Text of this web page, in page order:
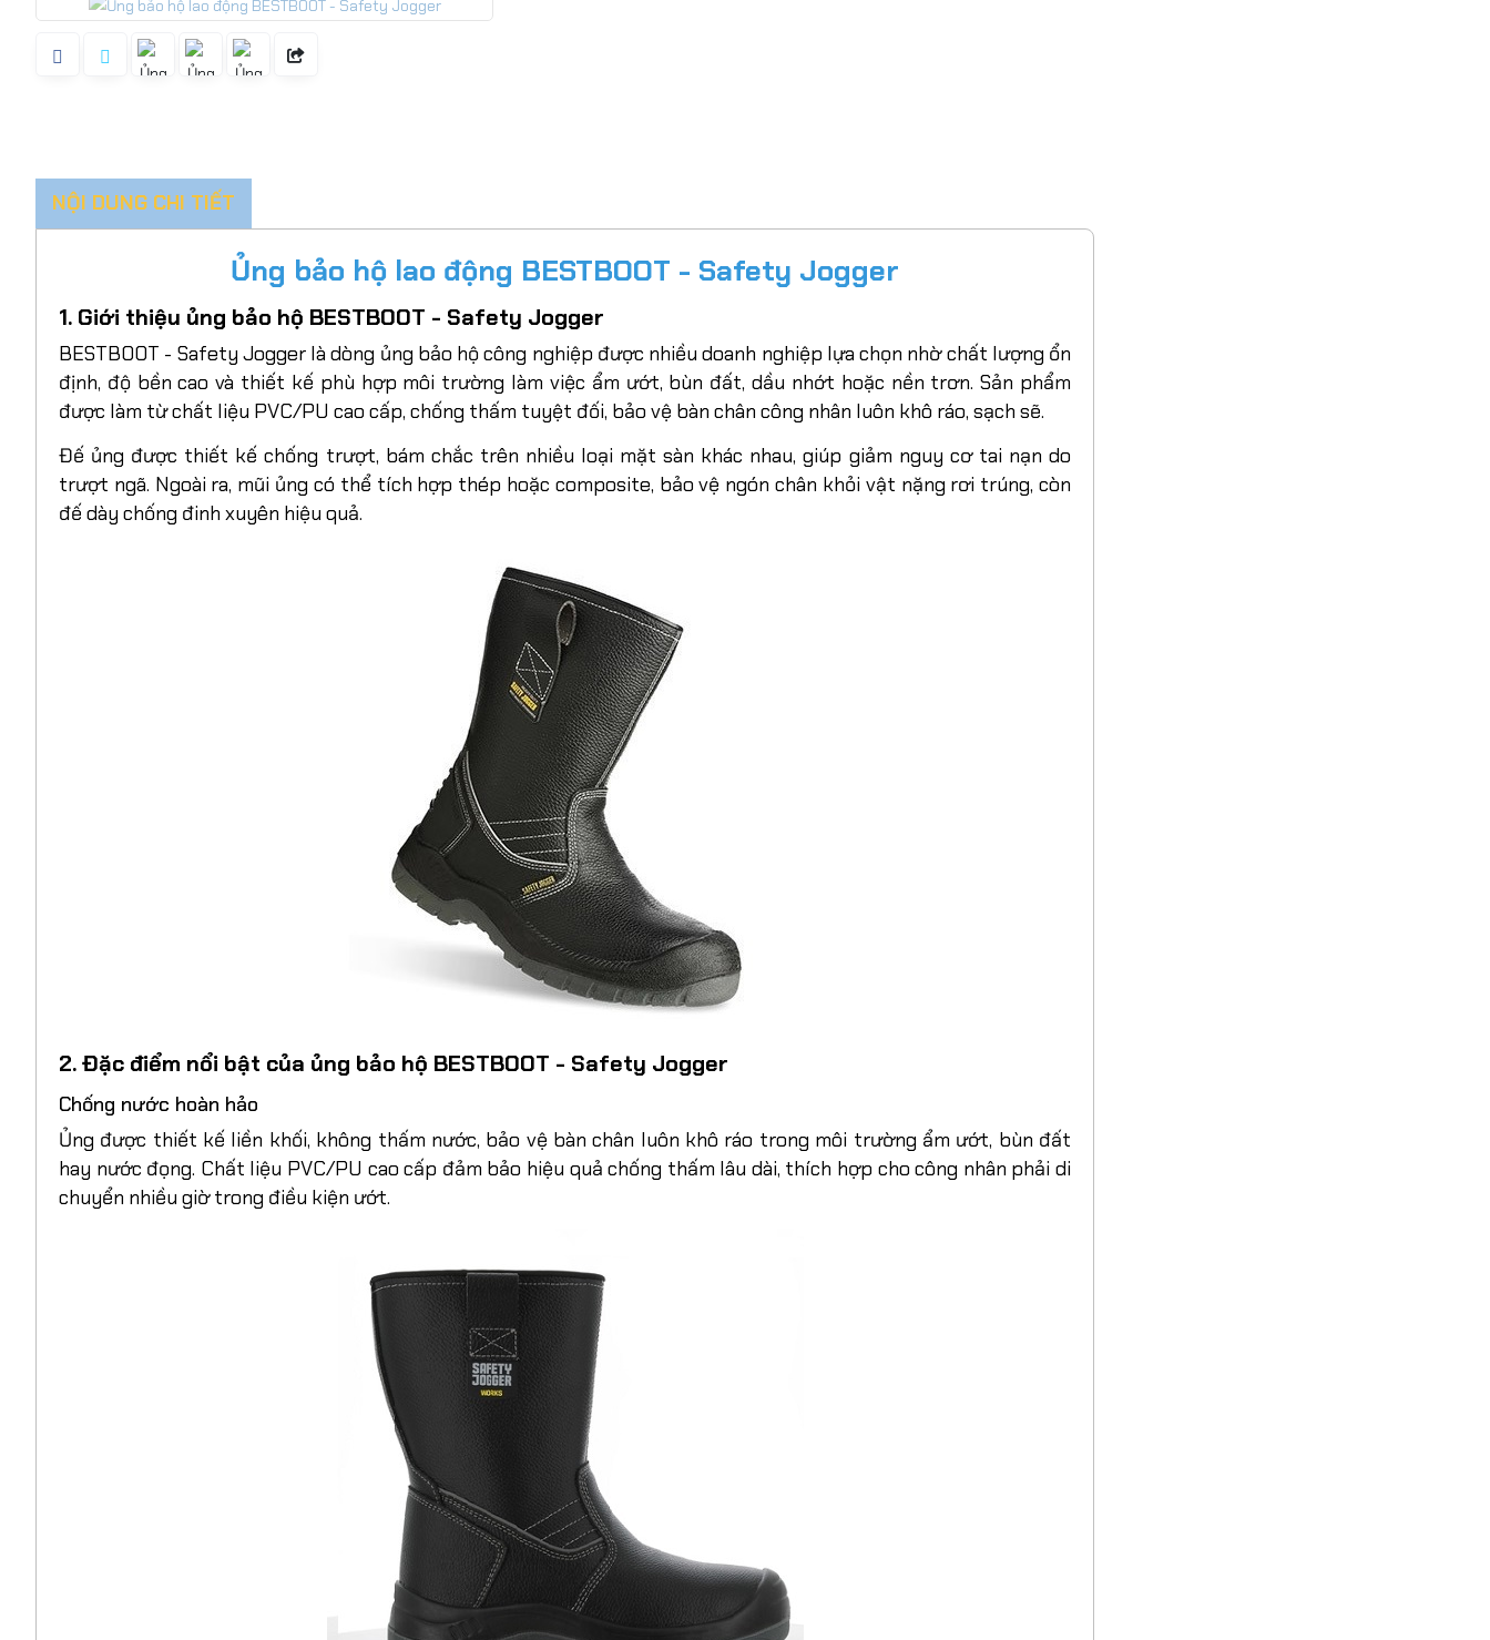
NỘI DUNG CHI TIẾT
Ủng bảo hộ lao động BESTBOOT - Safety Jogger
1. Giới thiệu ủng bảo hộ BESTBOOT - Safety Jogger
BESTBOOT - Safety Jogger là dòng ủng bảo hộ công nghiệp được nhiều doanh nghiệp lựa chọn nhờ chất lượng ổn
định, độ bền cao và thiết kế phù hợp môi trường làm việc ẩm ướt, bùn đất, dầu nhớt hoặc nền trơn. Sản phẩm
được làm từ chất liệu PVC/PU cao cấp, chống thấm tuyệt đối, bảo vệ bàn chân công nhân luôn khô ráo, sạch sẽ.
Đế ủng được thiết kế chống trượt, bám chắc trên nhiều loại mặt sàn khác nhau, giúp giảm nguy cơ tai nạn do
trượt ngã. Ngoài ra, mũi ủng có thể tích hợp thép hoặc composite, bảo vệ ngón chân khỏi vật nặng rơi trúng, còn
đế dày chống đinh xuyên hiệu quả.
2. Đặc điểm nổi bật của ủng bảo hộ BESTBOOT - Safety Jogger
Chống nước hoàn hảo
Ủng được thiết kế liền khối, không thấm nước, bảo vệ bàn chân luôn khô ráo trong môi trường ẩm ướt, bùn đất
hay nước đọng. Chất liệu PVC/PU cao cấp đảm bảo hiệu quả chống thấm lâu dài, thích hợp cho công nhân phải di
chuyển nhiều giờ trong điều kiện ướt.